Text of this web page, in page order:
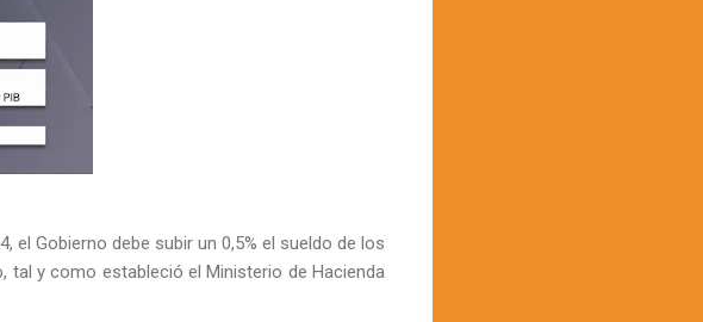
el Gobierno debe subir un 0,5% el sueldo de los
y como estableció el Ministerio de Hacienda